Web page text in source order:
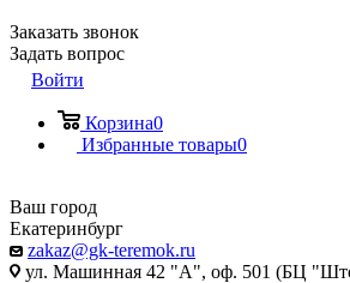
Заказать звонок
Задать вопрос
Войти
Корзина0
Избранные товары0
Ваш город
Екатеринбург
zakaz@gk-teremok.ru
ул. Машинная 42 "А", оф. 501 (БЦ